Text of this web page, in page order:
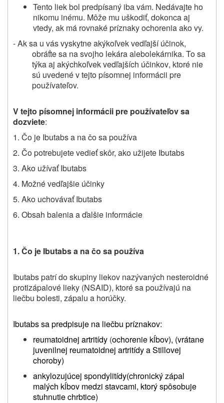
Tento liek bol predpísaný iba vám. Nedávajte ho
nikomu inému. Môže mu uškodiť, dokonca aj
vtedy, ak má rovnaké príznakyochoreniaako vy.
- Aksa u vás vyskytneakýkoľvek vedľajší účinok,
obráťte sa na svojho lekáraalebolekárnika. To sa
týka aj akýchkoľvek vedľajších účinkov, ktoré nie
sú uvedené v tejto písomnej informácii pre
používateľov.
V tejto písomnej informácii pre používateľov sa
dozviete:
1. Čo je Ibutabs a na čo sa používa
2. Čo potrebujete vedieť skôr, ako užijete Ibutabs
3. Ako užívať Ibutabs
4. Možné vedľajšie účinky
5. Ako uchovávať Ibutabs
6. Obsah balenia a ďalšie informácie
1.Čo je Ibutabsa na čo sa používa
Ibutabs patrí do skupiny liekov nazývaných nesteroidné
protizápalové lieky (NSAID), ktoré sa používajú na
liečbu bolesti, zápalu a horúčky.
Ibutabs sa predpisuje na liečbu príznakov:
reumatoidnej artritídy (ochorenie kĺbov), (vrátane
juvenilnej reumatoidnej artritídy a Stillovej
choroby)
ankylozujúcej spondylitídy(chronický zápal
malých kĺbov medzi stavcami, ktorý spôsobuje
stuhnutie chrbtice)